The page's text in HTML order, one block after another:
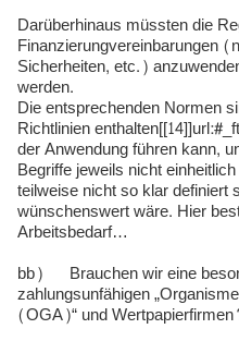
Darüberhinaus müssten die
Finanzierungvereinbarungen
Sicherheiten, etc.)
werden.
Die entsprechenden Normen
Richtlinien
der Anwendung führen kann,
Begriffe jeweils nicht
teilweise nicht so klar
wünschenswert wäre. Hier
Arbeitsbedarf…
bb) Brauchen wir eine
zahlungsunfähigen
(OGA)“ und